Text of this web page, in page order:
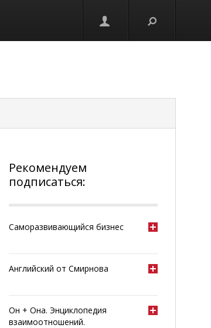
Рекомендуем
подписаться:
Саморазвивающийся бизнес
Английский от Смирнова
Он + Она. Энциклопедия
взаимоотношений.